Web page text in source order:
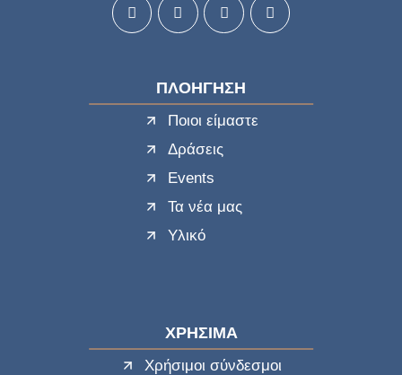
ΠΛΟΗΓΗΣΗ
Ποιοι είμαστε
Δράσεις
Events
Τα νέα μας
Υλικό
ΧΡΗΣΙΜΑ
Χρήσιμοι σύνδεσμοι